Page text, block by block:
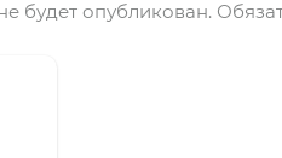
будет опубликован.